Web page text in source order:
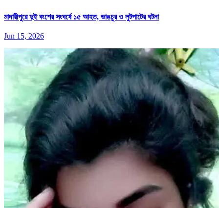
মাদারীপুরে দুই বংশের সংঘর্ষে ১৫ আহত, ভাঙচুর ও লুটপাটের ঘটনা
Jun 15, 2026